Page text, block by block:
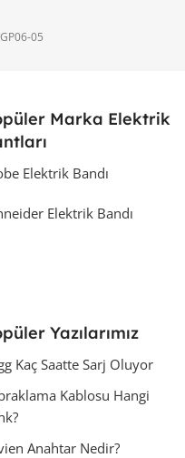
05
Marka Elektrik
Elektrik Bandı
Elektrik Bandı
Yazılarımız
Kaç Saatte Sarj Oluyor
Kablosu Hangi
Anahtar Nedir?